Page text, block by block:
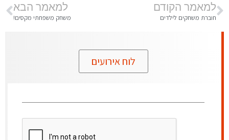
למאמר הקודם
חוברת משחקים לילדים
למאמר הבא
משחק משפחתי מקסים!
לוח אירועים